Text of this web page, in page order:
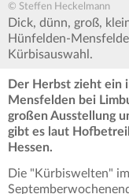
© Steffen Heckelmann
Dick, dünn, groß,
Hünfelden-
Kürbisauswahl.
Der Herbst zieht ein
Mensfelden bei
großen Ausstellung
gibt es laut
Hessen.
Die "Kürbiswelten"